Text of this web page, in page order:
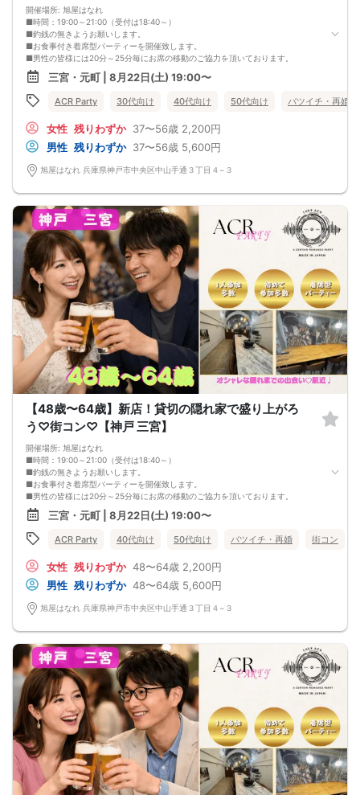
□飲み会が大好き
□確実に出会える街コンに参加したい人
□一緒に合コン・コンパに行ける飲み友が欲しい人
□家と職場の往復の毎日を変えたい人
《フード》
※写真はイメージです、当日の仕入れなどにより内容に変更がかかることがありま
《フリードリンク(90L.O)》
豊富なドリンクメニュー♪
□ビール
□チューハイ
□ハイボール
□梅酒
【 服装 】
お気に入りの普段着でご参加ください。
【 参加定員数 】
20名様
🔳最小開催人数：2対2
🔳中止判断タイミング：開催1時間前
🔳飲食あり
開催場所: 旭屋はなれ
■時間：19:00～21:00（受付は18:40～）
■釣銭の無きようお願いします。
■お食事付き着席型パーティーを開催致します。
■男性の皆様には20分～25分毎にお席の移動のご協力を頂いております。
■お食事付きアルコールを含むドリンクは1.5時間飲み放題♪
■本人確認の取れる運転免許証、マイナンバーカードは必ず持参ください。
■最少催行人数:2:2
■中止判断タイミング:8月1日17時迄
【禁止事項】
・他の参加者様に迷惑をかける行為
・全ての勧誘行為
・ボディタッチ等の行為
・高圧的で酒癖の悪い方
(上記行為が発覚しましたら退場していただき今後のご参加をお断りさせていただ
きます)
・イベント後の参加者同士のトラブルは当事者同士で解決をお願いします。
◆──────────────────────◆
三宮・元町 | 8月22日(土) 19:00〜
ACR Party 30代向け 40代向け 50代向け バツイチ・再婚
女性 残りわずか 37〜56歳 2,200円
男性 残りわずか 37〜56歳 5,600円
旭屋はなれ 兵庫県神戸市中央区中山手通３丁目４−３
【48歳〜64歳】新店！貸切の隠れ家で盛り上がろ
う♡街コン♡【神戸 三宮】
開催場所: 旭屋はなれ
■時間：19:00～21:00（受付は18:40～）
■釣銭の無きようお願いします。
■お食事付き着席型パーティーを開催致します。
■男性の皆様には20分～25分毎にお席の移動のご協力を頂いております。
■お食事付きアルコールを含むドリンクは1.5時間飲み放題♪
■本人確認の取れる運転免許証、マイナンバーカードは必ず持参ください。
■最少催行人数:2:2
■中止判断タイミング:8月22日17時迄
【禁止事項】
・他の参加者様に迷惑をかける行為
・全ての勧誘行為
・ボディタッチ等の行為
・高圧的で酒癖の悪い方
(上記行為が発覚しましたら退場していただき今後のご参加をお断りさせていただ
きます)
・イベント後の参加者同士のトラブルは当事者同士で解決をお願いします。
◆──────────────────────◆
三宮・元町 | 8月22日(土) 19:00〜
ACR Party 40代向け 50代向け バツイチ・再婚 街コン
女性 残りわずか 48〜64歳 2,200円
男性 残りわずか 48〜64歳 5,600円
旭屋はなれ 兵庫県神戸市中央区中山手通３丁目４−３